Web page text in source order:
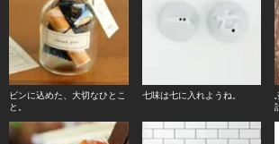
ビンに込めた、大切なひとこ
と。
七味は七に入れようね。